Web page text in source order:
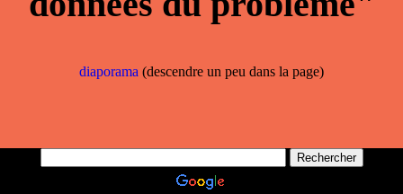
diaporama (descendre un peu dans la page)